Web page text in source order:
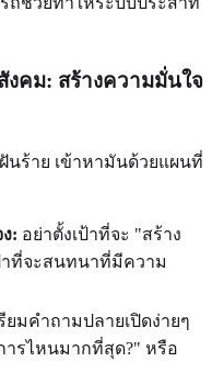
งคม: สร้างความมั่นใจ
นร้าย เข้าหามันด้วยแผนที่
: อย่าตั้งเป้าที่จะ "สร้าง
าที่จะสนทนาที่มีความ
ยมคำถามปลายเปิดง่ายๆ
รไหนมากที่สุด?" หรือ